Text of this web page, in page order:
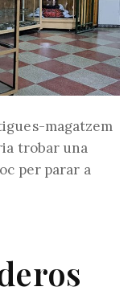
magatzem
trobar una
per parar a